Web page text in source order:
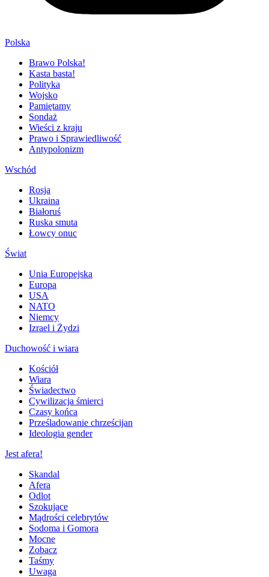
Polska
Brawo Polska!
Kasta basta!
Polityka
Wojsko
Pamiętamy
Sondaż
Wieści z kraju
Prawo i Sprawiedliwość
Antypolonizm
Wschód
Rosja
Ukraina
Białoruś
Ruska smuta
Łowcy onuc
Świat
Unia Europejska
Europa
USA
NATO
Niemcy
Izrael i Żydzi
Duchowość i wiara
Kościół
Wiara
Świadectwo
Cywilizacja śmierci
Czasy końca
Prześladowanie chrześcijan
Ideologia gender
Jest afera!
Skandal
Afera
Odlot
Szokujące
Mądrości celebrytów
Sodoma i Gomora
Mocne
Zobacz
Taśmy
Uwaga